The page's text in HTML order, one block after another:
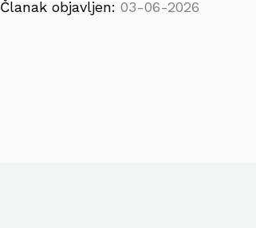
Članak objavljen: 03-06-2026